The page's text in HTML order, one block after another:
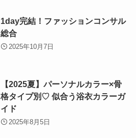
1day完結！ファッションコンサル
総合
2025年10月7日
【2025夏】パーソナルカラー×骨
格タイプ別♡ 似合う浴衣カラーガ
イド
2025年8月5日